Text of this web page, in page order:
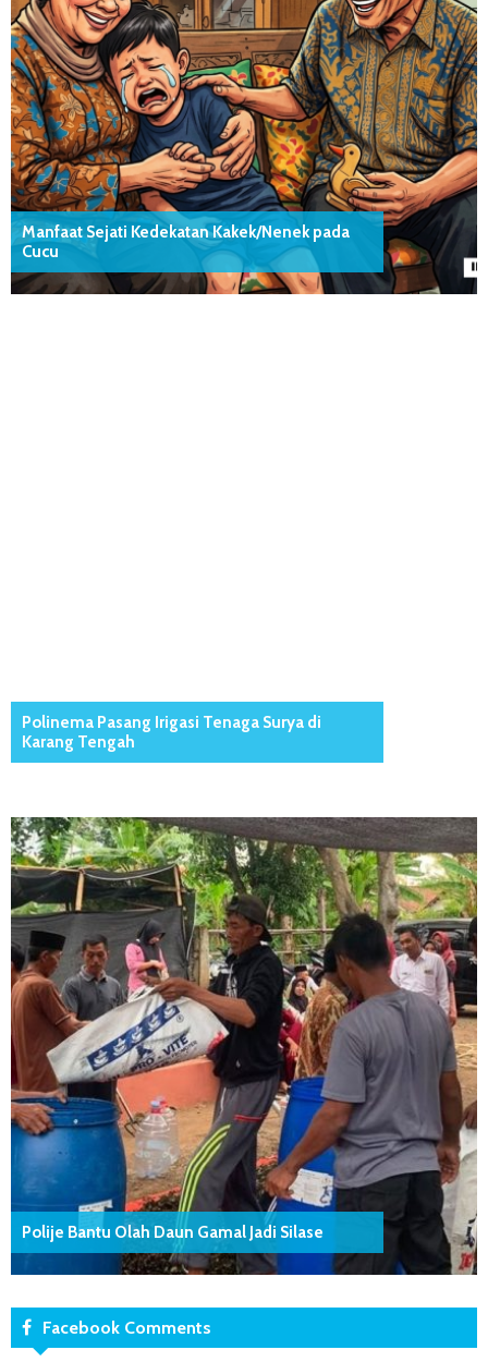
Manfaat Sejati Kedekatan Kakek/Nenek pada
Cucu
Polinema Pasang Irigasi Tenaga Surya di
Karang Tengah
Polije Bantu Olah Daun Gamal Jadi Silase
Facebook Comments